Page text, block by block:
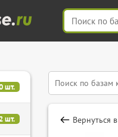
шт.
шт. Вернуться